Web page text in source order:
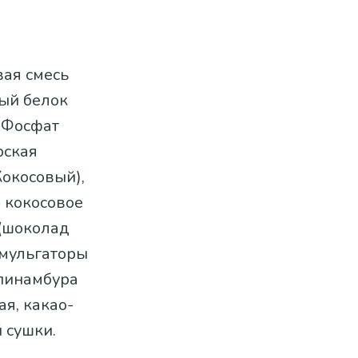
смесь
белок
Фосфат
какао-
сушки.